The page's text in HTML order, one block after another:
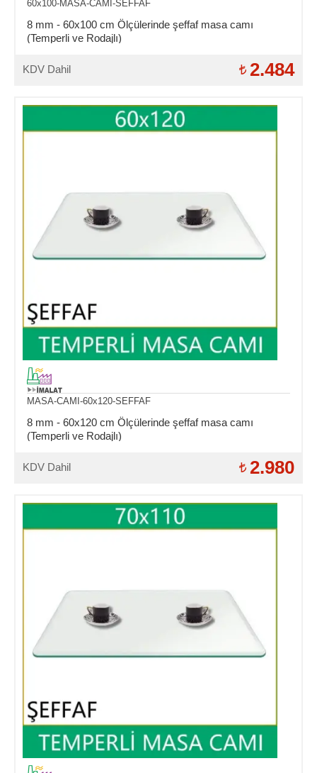
60x100-MASA-CAMI-SEFFAF
8 mm - 60x100 cm Ölçülerinde şeffaf masa camı
(Temperli ve Rodajlı)
KDV Dahil 2.484
MASA-CAMI-60x120-SEFFAF
8 mm - 60x120 cm Ölçülerinde şeffaf masa camı
(Temperli ve Rodajlı)
KDV Dahil 2.980